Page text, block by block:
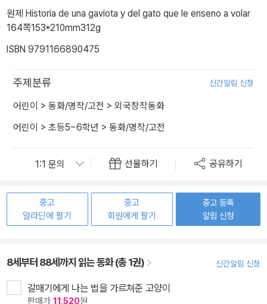
원제 Historia de una gaviota y del gato que le enseno a volar
164쪽153*210mm312g
ISBN 9791166890475
주제분류 신간알림 신청
어린이 > 동화/명작/고전 > 외국창작동화
어린이 > 초등5~6학년 > 동화/명작/고전
선물하기 공유하기
중고
알라딘에 팔기
중고
회원에게 팔기
중고 등록
알림 신청
8세부터 88세까지 읽는 동화 (총 1권) 신간알림 신청
갈매기에게 나는 법을 가르쳐준 고양이
판매가 11,520원